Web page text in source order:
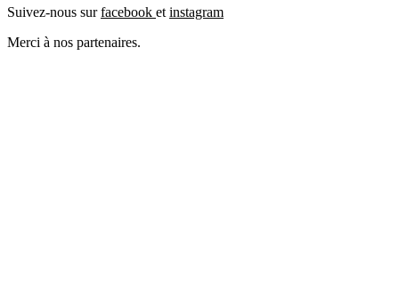
Suivez-nous sur facebook et instagram
Merci à nos partenaires.